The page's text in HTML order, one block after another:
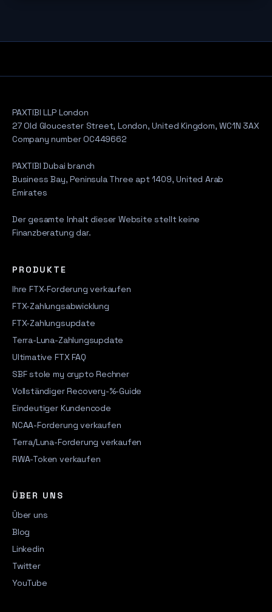
PAXTIBI LLP London
27 Old Gloucester Street, London, United Kingdom, WC1N 3AX
Company number OC449662
PAXTIBI Dubai branch
Business Bay, Peninsula Three apt 1409, United Arab
Emirates
Der gesamte Inhalt dieser Website stellt keine
Finanzberatung dar.
PRODUKTE
Ihre FTX-Forderung verkaufen
FTX-Zahlungsabwicklung
FTX-Zahlungsupdate
Terra-Luna-Zahlungsupdate
Ultimative FTX FAQ
SBF stole my crypto Rechner
Vollständiger Recovery-%-Guide
Eindeutiger Kundencode
NCAA-Forderung verkaufen
Terra/Luna-Forderung verkaufen
RWA-Token verkaufen
ÜBER UNS
Über uns
Blog
Linkedin
Twitter
YouTube